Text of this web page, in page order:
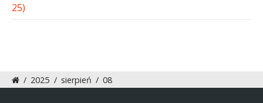
/ 2025 / sierpień / 08